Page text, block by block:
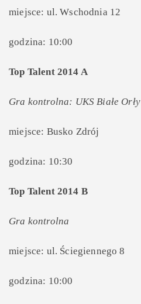
miejsce: ul. Wschodnia 12
godzina: 10:00
Top Talent 2014 A
Gra kontrolna: UKS Białe Orły
miejsce: Busko Zdrój
godzina: 10:30
Top Talent 2014 B
Gra kontrolna
miejsce: ul. Ściegiennego 8
godzina: 10:00